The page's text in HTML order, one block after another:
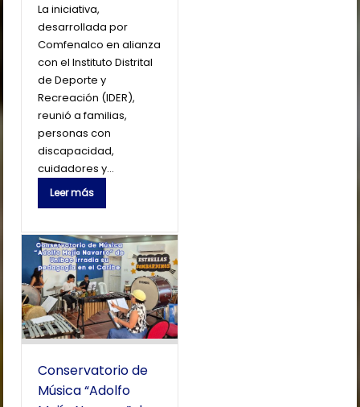
La iniciativa,
desarrollada por
Comfenalco en alianza
con el Instituto Distrital
de Deporte y
Recreación (IDER),
reunió a familias,
personas con
discapacidad,
cuidadores y…
Leer más
Conservatorio de
Música “Adolfo